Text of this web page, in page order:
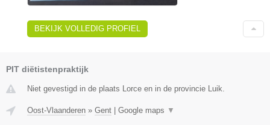
BEKIJK VOLLEDIG PROFIEL
PIT diëtistenpraktijk
Niet gevestigd in de plaats Lorce en in de provincie Luik.
Oost-Vlaanderen » Gent Google maps ▼